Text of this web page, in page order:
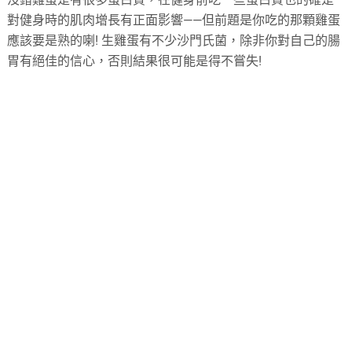
對健身時的肌肉增長有正面影響——但前題是你吃的那顆雞蛋
應該要是熟的喇! 生雞蛋有不少沙門氏菌，除非你對自己的腸
胃有絕佳的信心，否則結果很可能是得不嘗失!